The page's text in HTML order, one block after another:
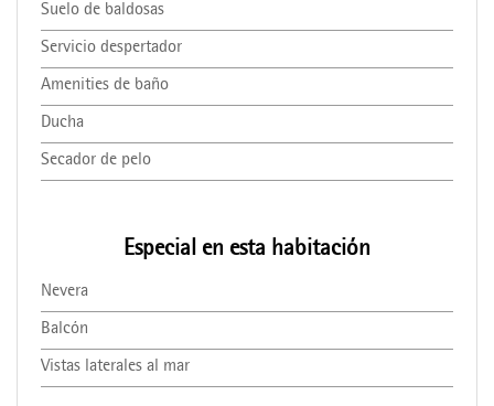
Suelo de baldosas
Servicio despertador
Amenities de baño
Ducha
Secador de pelo
Especial en esta habitación
Nevera
Balcón
Vistas laterales al mar